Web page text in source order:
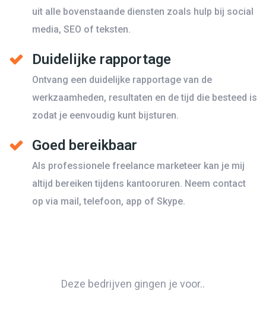
uit alle bovenstaande diensten zoals hulp bij social
media, SEO of teksten.
Duidelijke rapportage
Ontvang een duidelijke rapportage van de
werkzaamheden, resultaten en de tijd die besteed is
zodat je eenvoudig kunt bijsturen.
Goed bereikbaar
Als professionele freelance marketeer kan je mij
altijd bereiken tijdens kantooruren. Neem contact
op via mail, telefoon, app of Skype.
Deze bedrijven gingen je voor..